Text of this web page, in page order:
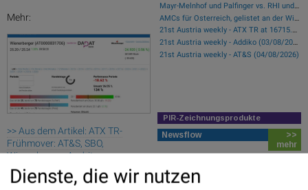
Mehr:
>> Aus dem Artikel: ATX TR-
Frühmover: AT&S, SBO,
Wienerberger, Andritz,
Österreichische Post, OMV, Porr,
VIG, EVN und voestalpine
Mayr-Melnhof und Palfinger vs. RHI und Andritz – kommentierter KW 32 Peer Group Watch Zykliker Österreich
AMCs für Österreich, gelistet an der Wiener Börse
21st Austria weekly - ATX TR at 16715.01 - Bajaj Mobility AG, AT&S and RHI Magnesita best-performing, Österreichische Post with weakest performance (08/08/2026)
21st Austria weekly - Addiko (03/08/2026)
21st Austria weekly - AT&S (04/08/2026)
PIR-Zeichnungsprodukte
Newsflow
>>
mehr
(07/08/2026)
21st Austria weekly - Kontron, Frequentis
Dienste, die wir nutzen